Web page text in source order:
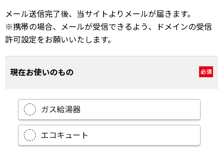
メール送信完了後、当サイトよりメールが届きます。
※携帯の場合、メールが受信できるよう、ドメインの受信
許可設定をお願いいたします。
現在お使いのもの 必須
ガス給湯器
エコキュート